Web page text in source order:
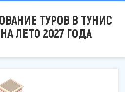
ТУРОВ В ТУНИС
ЛЕТО 2027 ГОДА